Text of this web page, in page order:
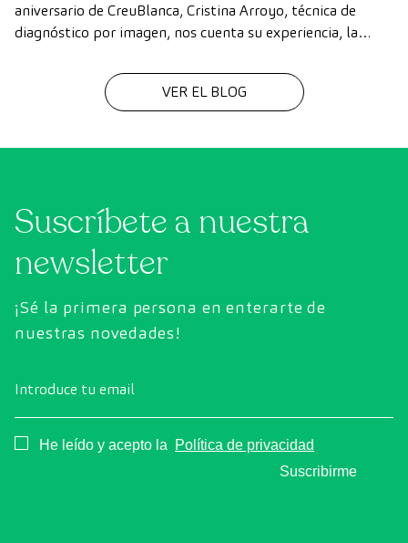
aniversario de CreuBlanca, Cristina Arroyo, técnica de
diagnóstico por imagen, nos cuenta su experiencia, la
que hace posible cada diagnóstico
VER EL BLOG
Suscríbete a nuestra
newsletter
¡Sé la primera persona en enterarte de
nuestras novedades!
Introduce tu email
Consentimiento
He leído y acepto la
Política de privacidad
Suscribirme